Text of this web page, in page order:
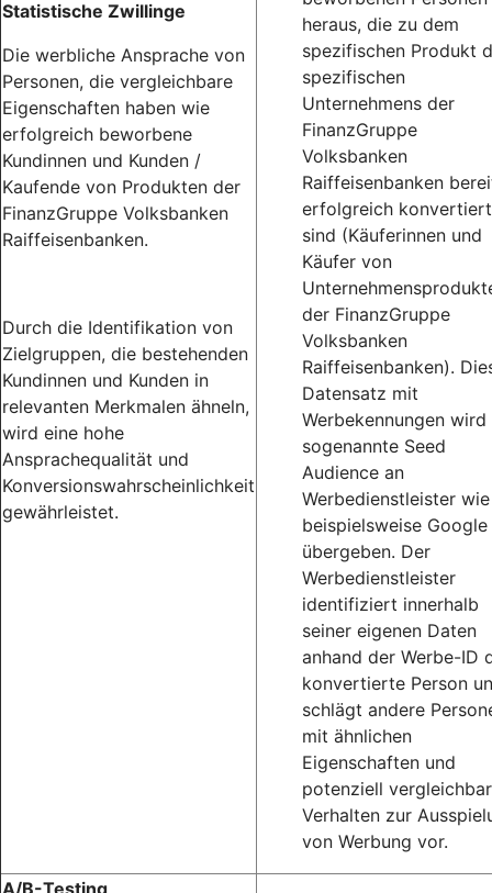
Statistische Zwillinge
Die werbliche Ansprache von
Personen, die vergleichbare
Eigenschaften haben wie
erfolgreich beworbene
Kundinnen und Kunden /
Kaufende von Produkten der
FinanzGruppe Volksbanken
Raiffeisenbanken.
Durch die Identifikation von
Zielgruppen, die bestehenden
Kundinnen und Kunden in
relevanten Merkmalen ähneln,
wird eine hohe
Ansprachequalität und
Konversionswahrscheinlichkeit
gewährleistet.
heraus, die zu dem
spezifischen Produkt
spezifischen
Unternehmens der
FinanzGruppe
Volksbanken
Raiffeisenbanken
erfolgreich konvertiert
sind (Käuferinnen und
Käufer von
der FinanzGruppe
Volksbanken
Raiffeisenbanken).
Datensatz mit
Werbekennungen wird
sogenannte Seed
Audience an
Werbedienstleister wie
beispielsweise Google
übergeben. Der
Werbedienstleister
identifiziert innerhalb
seiner eigenen Daten
anhand der Werbe-ID
konvertierte Person
schlägt andere
mit ähnlichen
Eigenschaften und
potenziell
Verhalten zur
von Werbung vor.
A/B-Testing